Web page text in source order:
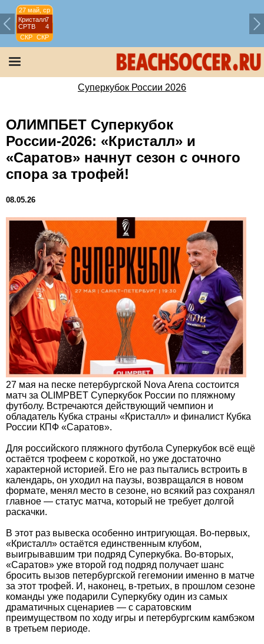
27 май, ср
Кристалл7
СРТВ
4
СКР
СКР
2026
Суперкубок России 2026
ОЛИМПБЕТ Суперкубок
России-2026: «Кристалл» и
«Саратов» начнут сезон с очного
спора за трофей!
08.05.26
27 мая на песке петербургской Nova Arena состоится
матч за OLIMPBET Суперкубок России по пляжному
футболу. Встречаются действующий чемпион и
обладатель Кубка страны «Кристалл» и финалист Кубка
России КПФ «Саратов».
Для российского пляжного футбола Суперкубок всё ещё
остаётся трофеем с короткой, но уже достаточно
характерной историей. Его не раз пытались встроить в
календарь, он уходил на паузы, возвращался в новом
формате, менял место в сезоне, но всякий раз сохранял
главное — статус матча, который не требует долгой
раскачки.
В этот раз вывеска особенно интригующая. Во-первых,
«Кристалл» остаётся единственным клубом,
выигрывавшим три подряд Суперкубка. Во-вторых,
«Саратов» уже второй год подряд получает шанс
бросить вызов петербургской гегемонии именно в матче
за этот трофей. И, наконец, в-третьих, в прошлом сезоне
команды уже подарили Суперкубку один из самых
драматичных сценариев — с саратовским
преимуществом по ходу игры и петербургским камбэком
в третьем периоде.